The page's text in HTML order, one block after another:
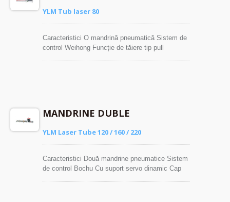
YLM Tub laser 80
Caracteristici O mandrină pneumatică Sistem de
control Weihong Funcție de tăiere tip pull
MANDRINE DUBLE
YLM Laser Tube 120 / 160 / 220
Caracteristici Două mandrine pneumatice Sistem
de control Bochu Cu suport servo dinamic Cap